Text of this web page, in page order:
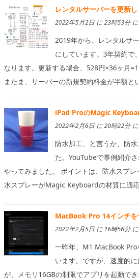
レンタルサーバーを更新
2022年5月2日 に 23時53分 に
2019年から、レンタルサ
にしています。3年契約で
なります。更新する場合、528円×36ヶ月
またま、サーバーの新規契約料金が半額と
iPad ProのMagic
2022年2月6日 に 20時22分 に
防水加工、と言うか、防
た。YouTubeで事例紹介
やってみました。 ポイントは、防水スプ
水スプレーがMagic Keyboardの材質に適
MacBook Pro 14インチを
2022年2月5日 に 16時56分 に
一昨年、M1 MacBook Pro
います。ですが、速度的
が、メモリ16GBの制限でアプリを起動で